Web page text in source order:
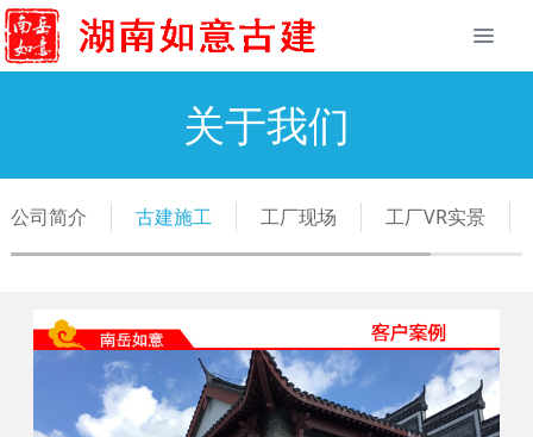
关于我们
公司简介 古建施工 工厂现场 工厂VR实景